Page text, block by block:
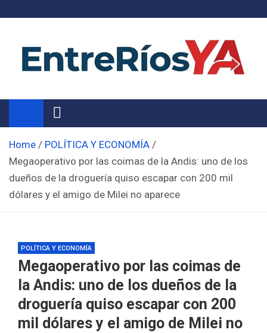
Noticias de Entre Ríos
Información de toda la provincia ahora
Home
POLÍTICA Y ECONOMÍA
Megaoperativo por las coimas de la Andis: uno de los
dueños de la droguería quiso escapar con 200 mil
dólares y el amigo de Milei no aparece
POLÍTICA Y ECONOMÍA
Megaoperativo por las coimas de
la Andis: uno de los dueños de la
droguería quiso escapar con 200
mil dólares y el amigo de Milei no